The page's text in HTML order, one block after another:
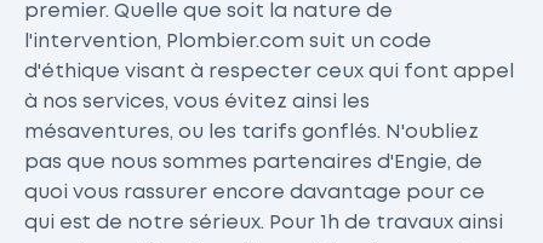
premier. Quelle que soit la nature de
l'intervention, Plombier.com suit un code
d'éthique visant à respecter ceux qui font appel
à nos services, vous évitez ainsi les
mésaventures, ou les tarifs gonflés. N'oubliez
pas que nous sommes partenaires d'Engie, de
quoi vous rassurer encore davantage pour ce
qui est de notre sérieux. Pour 1h de travaux ainsi